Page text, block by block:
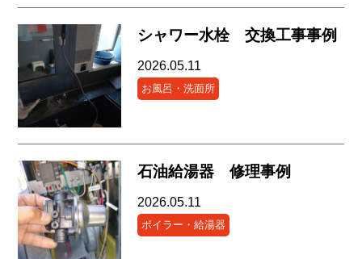
シャワー水栓 交換工事事例
2026.05.11
お風呂・洗面所
石油給湯器 修理事例
2026.05.11
ボイラー・給湯器